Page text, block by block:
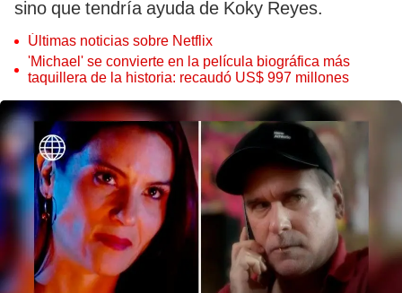
sino que tendría ayuda de Koky Reyes.
Últimas noticias sobre Netflix
'Michael' se convierte en la película biográfica más
taquillera de la historia: recaudó US$ 997 millones